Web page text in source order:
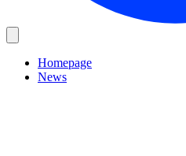
Homepage
News